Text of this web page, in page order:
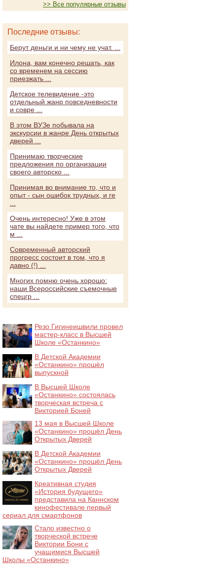
>> Все популярные отзывы
Последние отзывы:
Берут деньги и ни чему не учат. ...
Илона, вам конечно решать, как
со временем на сессию
приезжать ...
Детское телевидение -это
отдельный жанр повседневности
и совре ...
В этом ВУЗе побывала на
экскурсии в жанре День открытых
дверей ...
Принимаю творческие
предложения по организации
своего авторско ...
Принимая во внимание то, что и
опыт - сын ошибок трудных, и ге
Очень интересно! Уже в этом
чате вы найдете пример того, что
м ...
Современный авторский
прогресс состоит в том, что я
давно (!) ...
Многих помню очень хорошо:
наши Всероссийские съемочные
спецгр ...
Резо Гигинеишвили провел
мастер-класс в Высшей
Школе «Останкино»
В Детской Академии
«Останкино» прошёл
выпускной
В Высшей Школе
«Останкино» состоялась
творческая встреча с
Викторией Боней
13 мая в Высшей Школе
«Останкино» прошёл День
Открытых Дверей
В Детской Академии
«Останкино» прошёл День
Открытых Дверей
Креативная студия
«История будущего»
представила на Каннском
кинофестивале первый
сериал для смартфонов
Стало известно о
творческой встрече
Виктории Бони с
учащимися Высшей
Школы «Останкино»